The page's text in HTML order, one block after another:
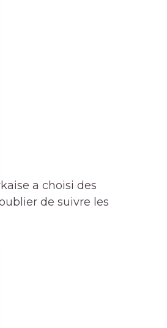
a choisi des
de suivre les